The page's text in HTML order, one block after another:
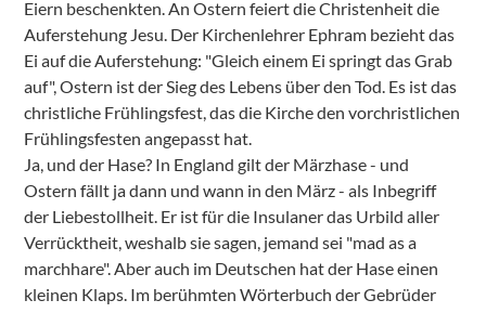
Eiern beschenkten. An Ostern feiert die Christenheit die
Auferstehung Jesu. Der Kirchenlehrer Ephram bezieht das
Ei auf die Auferstehung: "Gleich einem Ei springt das Grab
auf", Ostern ist der Sieg des Lebens über den Tod. Es ist das
christliche Frühlingsfest, das die Kirche den vorchristlichen
Frühlingsfesten angepasst hat.
Ja, und der Hase? In England gilt der Märzhase - und
Ostern fällt ja dann und wann in den März - als Inbegriff
der Liebestollheit. Er ist für die Insulaner das Urbild aller
Verrücktheit, weshalb sie sagen, jemand sei "mad as a
marchhare". Aber auch im Deutschen hat der Hase einen
kleinen Klaps. Im berühmten Wörterbuch der Gebrüder